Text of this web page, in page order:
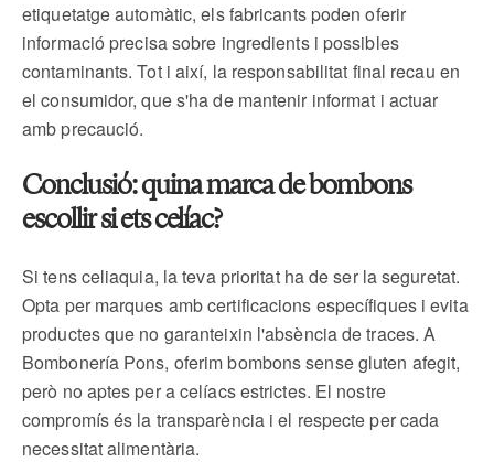
etiquetatge automàtic, els fabricants poden oferir
informació precisa sobre ingredients i possibles
contaminants. Tot i així, la responsabilitat final recau en
el consumidor, que s'ha de mantenir informat i actuar
amb precaució.
Conclusió: quina marca de bombons
escollir si ets celíac?
Si tens celiaquia, la teva prioritat ha de ser la seguretat.
Opta per marques amb certificacions específiques i evita
productes que no garanteixin l'absència de traces. A
Bombonería Pons, oferim bombons sense gluten afegit,
però no aptes per a celíacs estrictes. El nostre
compromís és la transparència i el respecte per cada
necessitat alimentària.